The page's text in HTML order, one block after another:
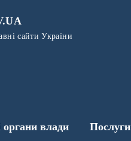
сайти України
органи влади Послуги